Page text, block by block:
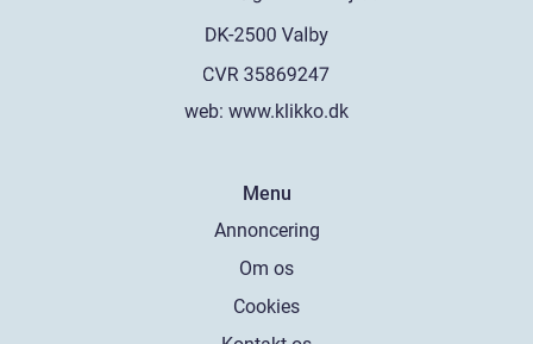
web: www.klikko.dk
Menu
Annoncering
Om os
Cookies